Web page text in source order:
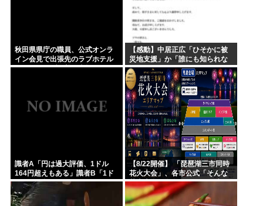
秋田県県庁の職員、公式オンラ
イン会見で出張先のラブホテル
でバスローブを着て喫煙しなが
【感動】中居正広「ひそかに被
災地支援」か「誰にも知られな
くていい」
識者A「円は過大評価、1ドル
164円超えもある」識者B「1ド
ル140円台もある」どっちなの
【8/22開催】 「琵琶湖三市同時
花火大会」、各市公式「そんな
花火大会は存在しない」→ 高価
チケットを購入した人達がSNS
阿鼻叫喚